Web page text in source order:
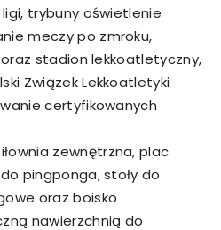
trybuny oświetlenie
meczy po zmroku,
stadion lekkoatletyczny,
Związek Lekkoatletyki
certyfikowanych
zewnętrzna, plac
pingponga, stoły do
oraz boisko
nawierzchnią do